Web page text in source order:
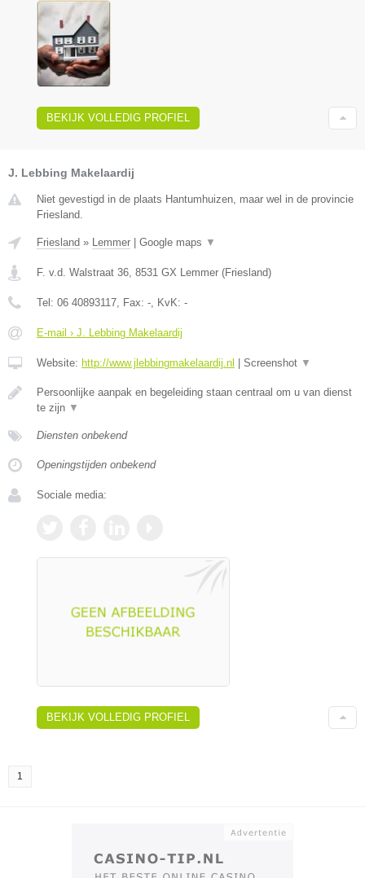
BEKIJK VOLLEDIG PROFIEL
J. Lebbing Makelaardij
Niet gevestigd in de plaats Hantumhuizen, maar wel in de provincie
Friesland.
Friesland » Lemmer Google maps ▼
F. v.d. Walstraat 36 8531 GX Lemmer (Friesland)
Tel: 06 40893117 , Fax: - , KvK: -
E-mail › J. Lebbing Makelaardij
Website: http://www.jlebbingmakelaardij.nl Screenshot ▼
Persoonlijke aanpak en begeleiding staan centraal om u van dienst
te zijn ▼
Diensten onbekend
Openingstijden onbekend
Sociale media:
BEKIJK VOLLEDIG PROFIEL
1